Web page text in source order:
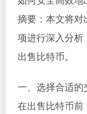
摘要：本文将对
项进行深入分
出售比特币。
一、选择合适的
在出售比特币前